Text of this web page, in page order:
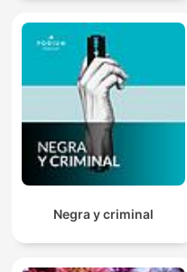
Negra y criminal